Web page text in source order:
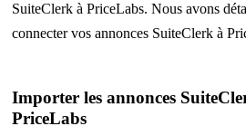
SuiteClerk à PriceLabs. Nous avons
connecter vos annonces SuiteClerk à
Importer les annonces
PriceLabs